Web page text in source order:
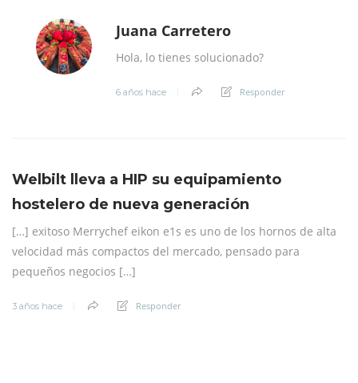
Juana Carretero
Hola, lo tienes solucionado?
6 años hace Responder
Welbilt lleva a HIP su equipamiento
hostelero de nueva generación
[…] exitoso Merrychef eikon e1s es uno de los hornos de alta
velocidad más compactos del mercado, pensado para
pequeños negocios […]
3 años hace Responder